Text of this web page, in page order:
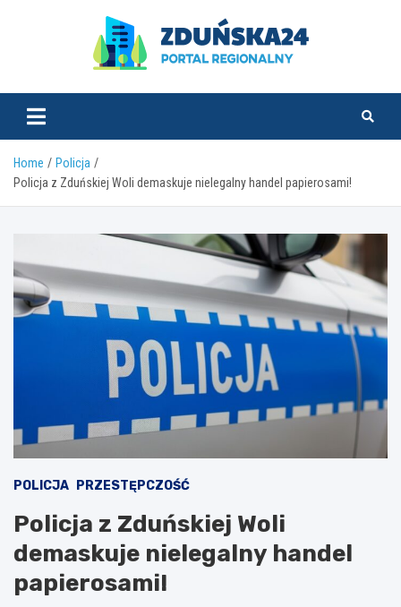
zdunska24.pl
Home
Policja
Policja z Zduńskiej Woli demaskuje nielegalny handel papierosami!
POLICJA PRZESTĘPCZOŚĆ
Policja z Zduńskiej Woli
demaskuje nielegalny handel
papierosami!